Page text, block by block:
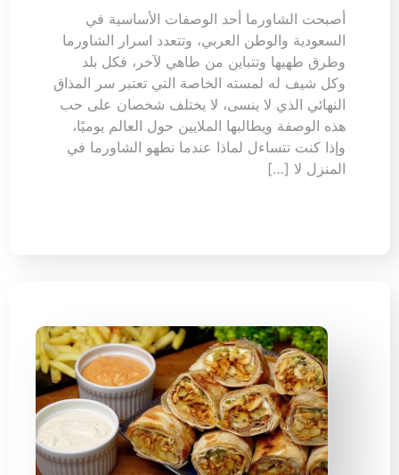
أصبحت الشاورما أحد الوصفات الأساسية في
السعودية والوطن العربي، وتتعدد اسرار الشاورما
وطرق طهيها وتتباين من طاهي لآخر، فكل بلد
وكل شيف له لمسته الخاصة التي تعتبر سر المذاق
النهائي الذي لا ينسى، لا يختلف شخصان على حب
هذه الوصفة ويطالبها الملايين حول العالم يوميًا،
وإذا كنت تتساءل لماذا عندما نطهو الشاورما في
المنزل لا […]